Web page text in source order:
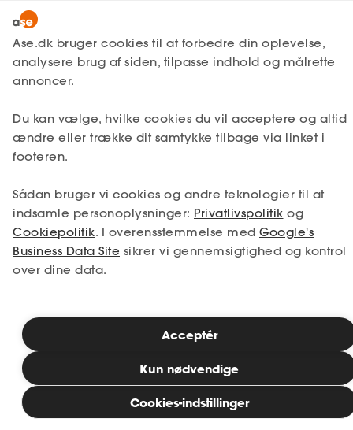
MitAse
Ase Selvstændig
Dokumenter.dk
Lønmodtager
Selvstændig
Etableret
Produkter
Få svar
Fordele
Studerende
Bliv medlem
MitAse
Selvstændig Få svar
Starte virksomhed
Planlægning
Udgifter til
virksomhedsopstart
I forbindelse med opstarten af
virksomheden skal der påregnes en del
udgifter. Det gælder f.eks. udgifter til
advokat, revisor, markedsundersøgelser,
udstyr, husleje, telefoner, løn og reklame mv.
forbindelse med opstarten er beskrevet
Læsetid: 2 minutter
Ase.dk bruger cookies til at forbedre din oplevelse,
analysere brug af siden, tilpasse indhold og målrette
annoncer.
Du kan vælge, hvilke cookies du vil acceptere og altid
ændre eller trække dit samtykke tilbage via linket i
footeren.
Sådan bruger vi cookies og andre teknologier til at
indsamle personoplysninger: Privatlivspolitik og
Cookiepolitik. I overensstemmelse med Google's
Business Data Site sikrer vi gennemsigtighed og kontrol
over dine data.
Cookies-indstillinger
Kun nødvendige
Acceptér